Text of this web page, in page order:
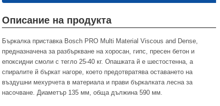
Описание на продукта
Бъркалка приставка Bosch PRO Multi Material Viscous and Dense,
предназначена за разбъркване на хоросан, гипс, пресен бетон и
епоксидни смоли с тегло 25-40 кг. Опашката й е шестостенна, а
спиралите й бъркат нагоре, което предотвратява оставането на
въздушни мехурчета в материала и прави бъркалката лесна за
насочване. Диаметър 135 мм, обща дължина 590 мм.